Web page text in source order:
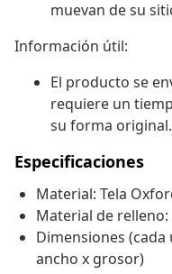
muevan de su
Información útil:
El producto se
requiere un
su forma original.
Especificaciones
Material: Tela
Material de
Dimensiones (cada
ancho x grosor)